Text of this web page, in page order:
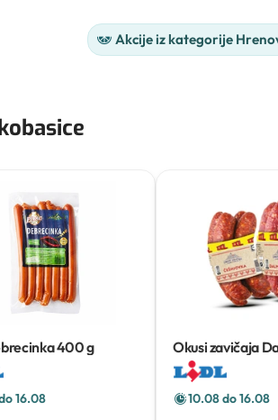
Akcije iz kategorije
400 g
16.08
Okusi zavičaja
kobasica ili
g
10.08 do 16.08